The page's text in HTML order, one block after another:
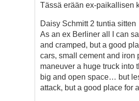
Tässä erään ex-paikallisen
Daisy Schmitt 2 tuntia sitten
As an ex Berliner all I can
and cramped, but a good
cars, small cement and iron
maneuver a huge truck into
big and open space… but
attack, but a good place for